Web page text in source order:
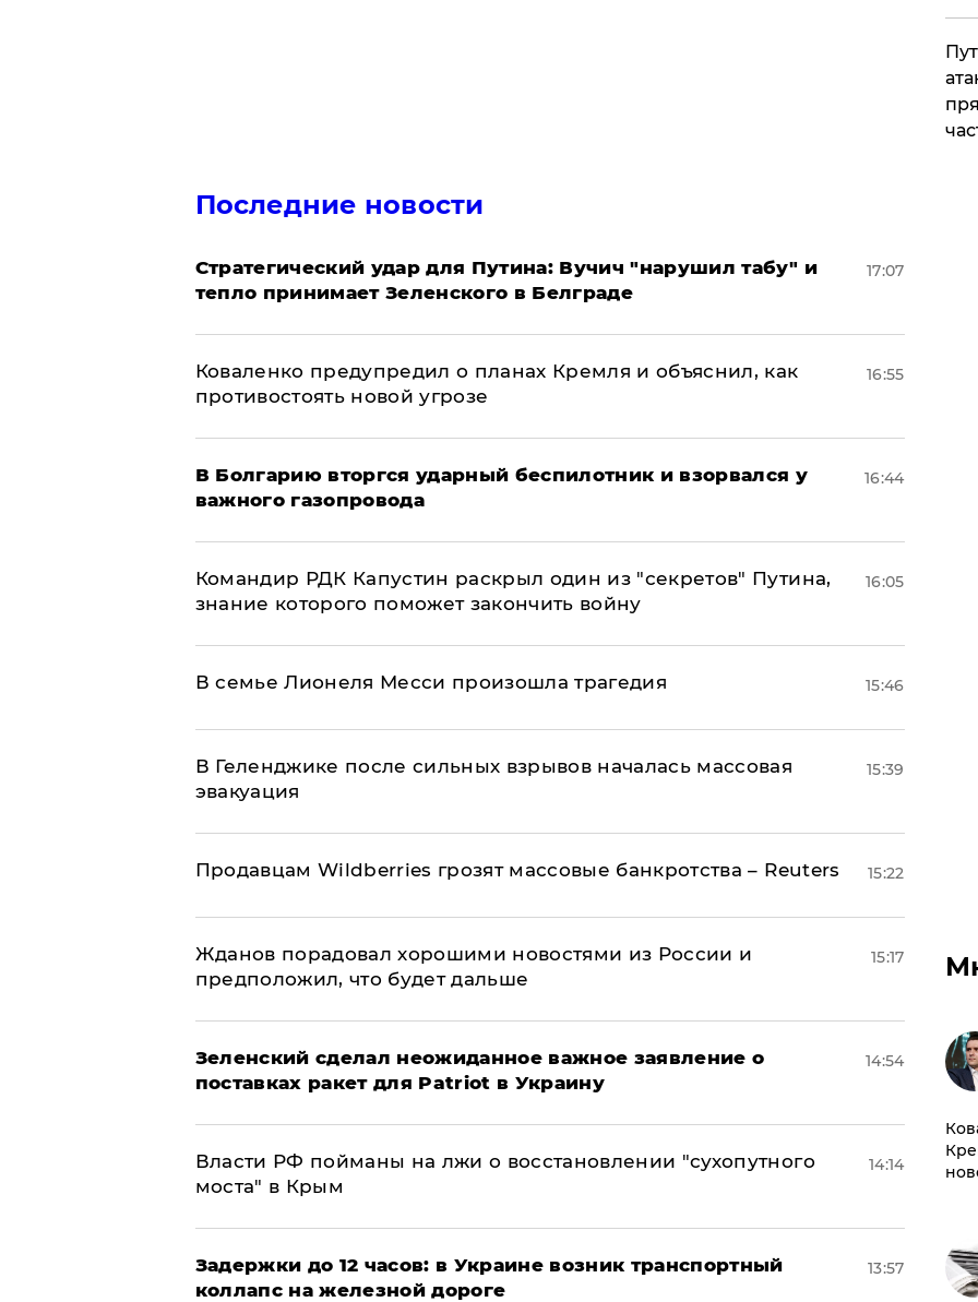
Последние новости
Стратегический удар для Путина: Вучич "нарушил табу" и
тепло принимает Зеленского в Белграде
17:07
Коваленко предупредил о планах Кремля и объяснил, как
противостоять новой угрозе
16:55
В Болгарию вторгся ударный беспилотник и взорвался у
важного газопровода
16:44
Командир РДК Капустин раскрыл один из "секретов" Путина,
знание которого поможет закончить войну
16:05
В семье Лионеля Месси произошла трагедия 15:46
В Геленджике после сильных взрывов началась массовая
эвакуация
15:39
Продавцам Wildberries грозят массовые банкротства – Reuters 15:22
Жданов порадовал хорошими новостями из России и
предположил, что будет дальше
15:17
Зеленский сделал неожиданное важное заявление о
поставках ракет для Patriot в Украину
14:54
Власти РФ пойманы на лжи о восстановлении "сухопутного
моста" в Крым
14:14
Задержки до 12 часов: в Украине возник транспортный
коллапс на железной дороге
13:57